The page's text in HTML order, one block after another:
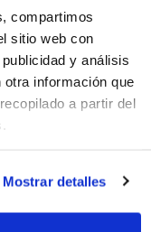
compartimos
sitio web con
y análisis
información que
a partir del
Mostrar detalles
490 g